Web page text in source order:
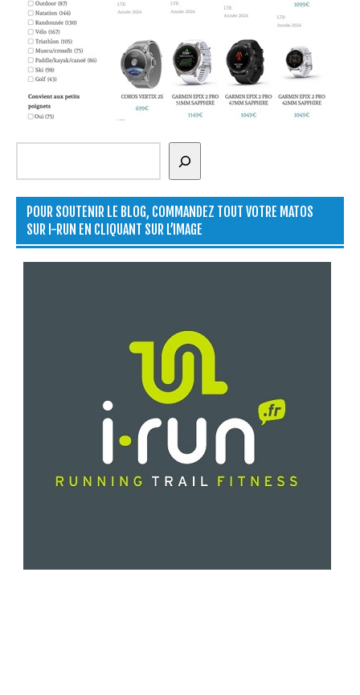
Rechercher
POUR SOUTENIR LE BLOG, COMMANDEZ TOUT VOTRE MATOS
SUR I-RUN EN CLIQUANT SUR L’IMAGE